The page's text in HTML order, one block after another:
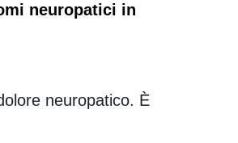
neuropatici in
neuropatico. È